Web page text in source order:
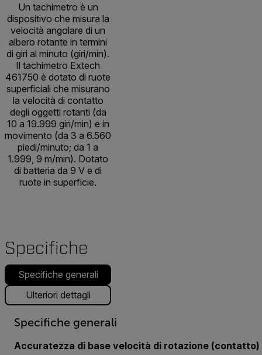
Un tachimetro è un
dispositivo che misura la
velocità angolare di un
albero rotante in termini
di giri al minuto (giri/min).
Il tachimetro Extech
461750 è dotato di ruote
superficiali che misurano
la velocità di contatto
degli oggetti rotanti (da
10 a 19.999 giri/min) e in
movimento (da 3 a 6.560
piedi/minuto; da 1 a
1.999, 9 m/min). Dotato
di batteria da 9 V e di
ruote in superficie.
Specifiche
Specifiche generali
Ulteriori dettagli
Specifiche generali
Accuratezza di base velocità di rotazione (contatto)